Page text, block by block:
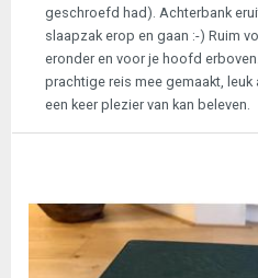
geschroefd had). Achterbank
slaapzak erop en gaan :-) Ruim
eronder en voor je hoofd
prachtige reis mee gemaakt,
een keer plezier van kan beleven.